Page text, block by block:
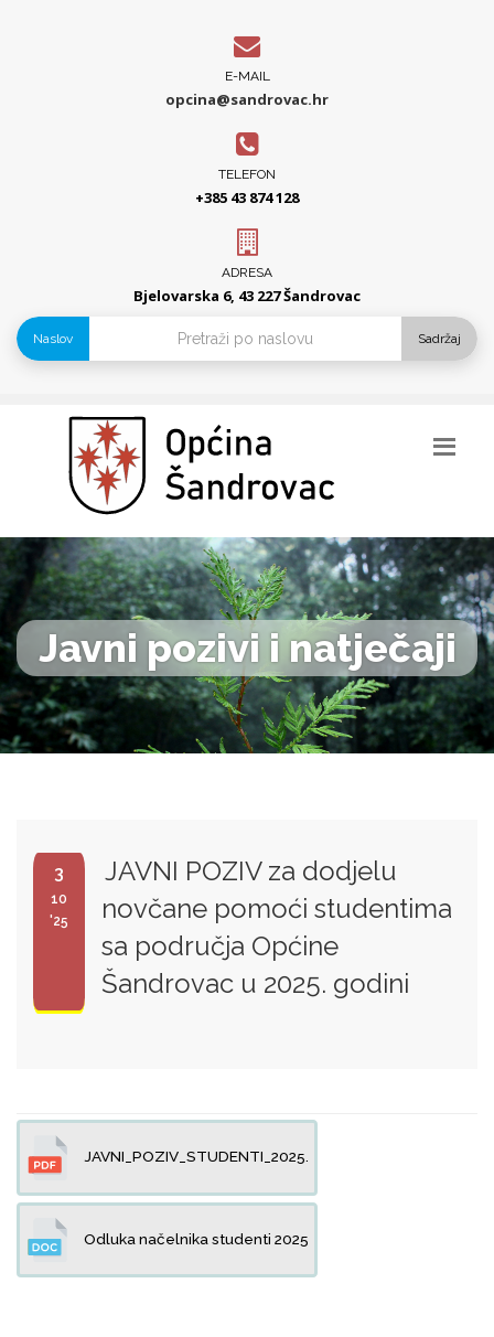
E-MAIL
opcina@sandrovac.hr
TELEFON
+385 43 874 128
ADRESA
Bjelovarska 6, 43 227 Šandrovac
Naslov Sadržaj
Javni pozivi i natječaji
3
10
'25
JAVNI POZIV za dodjelu
novčane pomoći studentima
sa područja Općine
Šandrovac u 2025. godini
JAVNI_POZIV_STUDENTI_2025.
Odluka načelnika studenti 2025